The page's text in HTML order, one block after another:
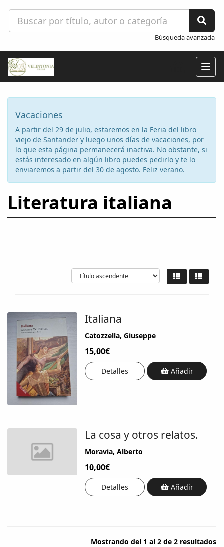
Búsqueda avanzada
Vacaciones
A partir del 29 de julio, estaremos en la Feria del libro
viejo de Santander y luego unos días de vacaciones, por
lo que esta página permanecerá inactiva. No obstante, si
estás interesado en algún libro puedes pedirlo y te lo
enviaremos a partir del 30 de agosto. Feliz verano.
Literatura italiana
Italiana
Catozzella, Giuseppe
15,00€
Detalles Añadir
La cosa y otros relatos.
Moravia, Alberto
10,00€
Detalles Añadir
Mostrando del 1 al 2 de 2 resultados